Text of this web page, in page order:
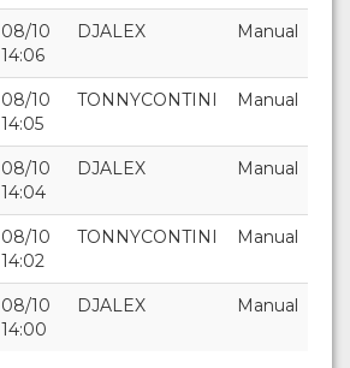
08/10
14:06
DJALEX Manual
08/10
14:05
TONNYCONTINI Manual
08/10
14:04
DJALEX Manual
08/10
14:02
TONNYCONTINI Manual
08/10
14:00
DJALEX Manual